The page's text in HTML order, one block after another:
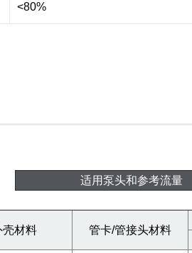
<80%
适用泵头和参考流量
壳材料 管卡/管接头材料